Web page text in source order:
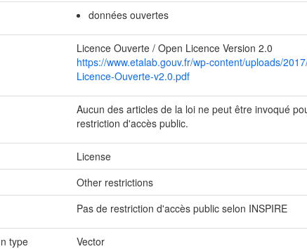
données ouvertes
Licence Ouverte / Open Licence Version 2.0
https://www.etalab.gouv.fr/wp-content/uploads/
Licence-Ouverte-v2.0.pdf
Aucun des articles de la loi ne peut être invoqué
restriction d'accès public.
License
Other restrictions
Pas de restriction d'accès public selon INSPIRE
type
Vector